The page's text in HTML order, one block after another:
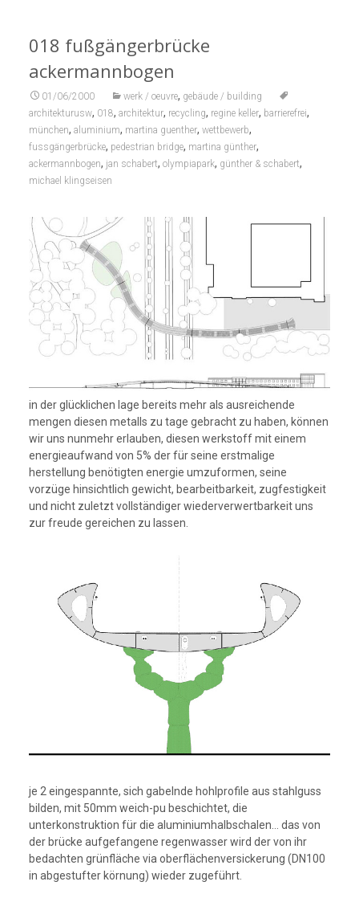
018 fußgängerbrücke
ackermannbogen
01/06/2000 werk / oeuvre, gebäude / building
architekturusw, 018, architektur, recycling, regine keller, barrierefrei,
münchen, aluminium, martina guenther, wettbewerb,
fussgängerbrücke, pedestrian bridge, martina günther,
ackermannbogen, jan schabert, olympiapark, günther & schabert,
michael klingseisen
in der glücklichen lage bereits mehr als ausreichende
mengen diesen metalls zu tage gebracht zu haben, können
wir uns nunmehr erlauben, diesen werkstoff mit einem
energieaufwand von 5% der für seine erstmalige
herstellung benötigten energie umzuformen, seine
vorzüge hinsichtlich gewicht, bearbeitbarkeit, zugfestigkeit
und nicht zuletzt vollständiger wiederverwertbarkeit uns
zur freude gereichen zu lassen.
je 2 eingespannte, sich gabelnde hohlprofile aus stahlguss
bilden, mit 50mm weich-pu beschichtet, die
unterkonstruktion für die aluminiumhalbschalen… das von
der brücke aufgefangene regenwasser wird der von ihr
bedachten grünfläche via oberflächenversickerung (DN100
in abgestufter körnung) wieder zugeführt.